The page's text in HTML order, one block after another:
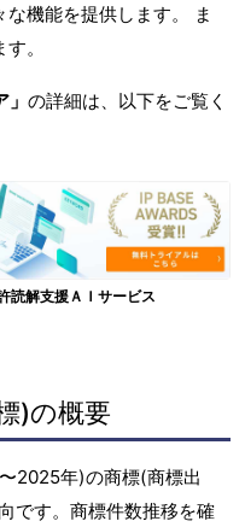
機能を提供します。 ま
。
の詳細は、以下をご覧く
読解支援ＡＩサービス
)の概要
2025年)の商標(商標出
です。商標件数推移を確